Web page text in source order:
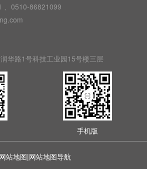
、0510-86821099
华路1号科技工业园15号楼三层
手机版
网站地图|网站地图导航